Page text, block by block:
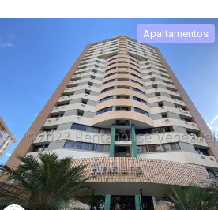
Apartamentos